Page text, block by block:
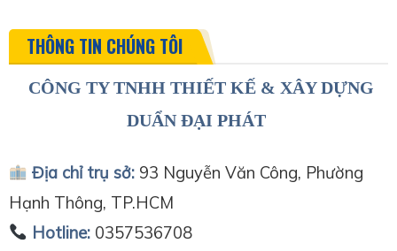
THÔNG TIN CHÚNG TÔI
CÔNG TY TNHH THIẾT KẾ & XÂY DỰNG
DUẨN ĐẠI PHÁT
Địa chỉ trụ sở:93 Nguyễn Văn Công, Phường
Hạnh Thông, TP.HCM
Hotline:0357536708